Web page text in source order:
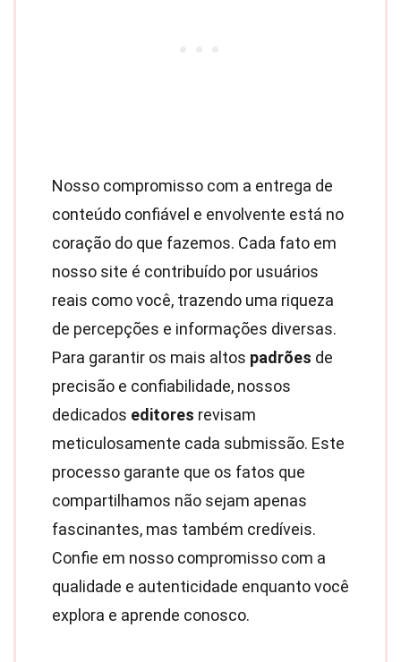
Nosso compromisso com a entrega de
conteúdo confiável e envolvente está no
coração do que fazemos. Cada fato em
nosso site é contribuído por usuários
reais como você, trazendo uma riqueza
de percepções e informações diversas.
Para garantir os mais altos padrões de
precisão e confiabilidade, nossos
dedicados editores revisam
meticulosamente cada submissão. Este
processo garante que os fatos que
compartilhamos não sejam apenas
fascinantes, mas também credíveis.
Confie em nosso compromisso com a
qualidade e autenticidade enquanto você
explora e aprende conosco.